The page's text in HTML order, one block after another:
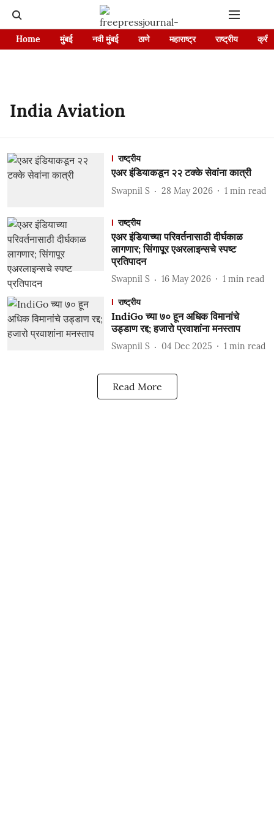
Home मुंबई नवी मुंबई ठाणे महाराष्ट्र राष्ट्रीय
India Aviation
राष्ट्रीय
एअर इंडियाकडून २२ टक्के सेवांना कात्री
Swapnil S 28 May 2026 1 min read
राष्ट्रीय
एअर इंडियाच्या परिवर्तनासाठी दीर्घकाळ
लागणार; सिंगापूर एअरलाइन्सचे स्पष्ट
प्रतिपादन
Swapnil S 16 May 2026 1 min read
राष्ट्रीय
IndiGo च्या ७० हून अधिक विमानांचे
उड्डाण रद्द; हजारो प्रवाशांना मनस्ताप
Swapnil S 04 Dec 2025 1 min read
Read More